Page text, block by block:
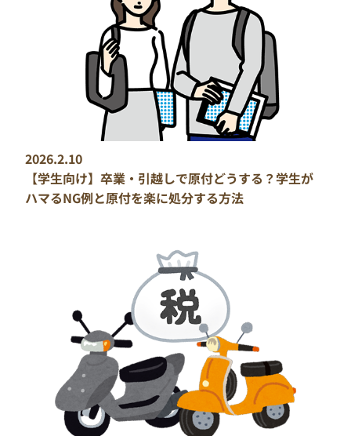
2026.2.10
【学生向け】卒業・引越しで原付どうする？学生が
ハマるNG例と原付を楽に処分する方法